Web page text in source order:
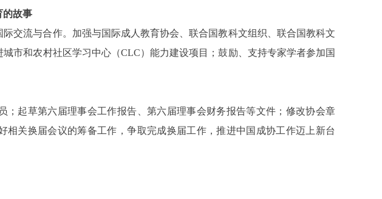
的故事
流与合作。加强与国际成人教育协会、联合国教科文组织、联合国教科文
市和农村社区学习中心（CLC）能力建设项目；鼓励、支持专家学者参加国
起草第六届理事会工作报告、第六届理事会财务报告等文件；修改协会章
相关换届会议的筹备工作，争取完成换届工作，推进中国成协工作迈上新台